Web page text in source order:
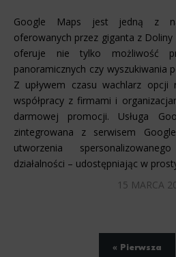
Google Maps jest jedną z
oferowanych przez giganta z Doliny
oferuje nie tylko możliwość
panoramicznych czy wyszukiwania
Z upływem czasu wachlarz opcji
współpracy z firmami i
darmowej promocji. Usługa
zintegrowana z serwisem
utworzenia
działalności – udostępniając w
15 MARCA
« Pierwsza